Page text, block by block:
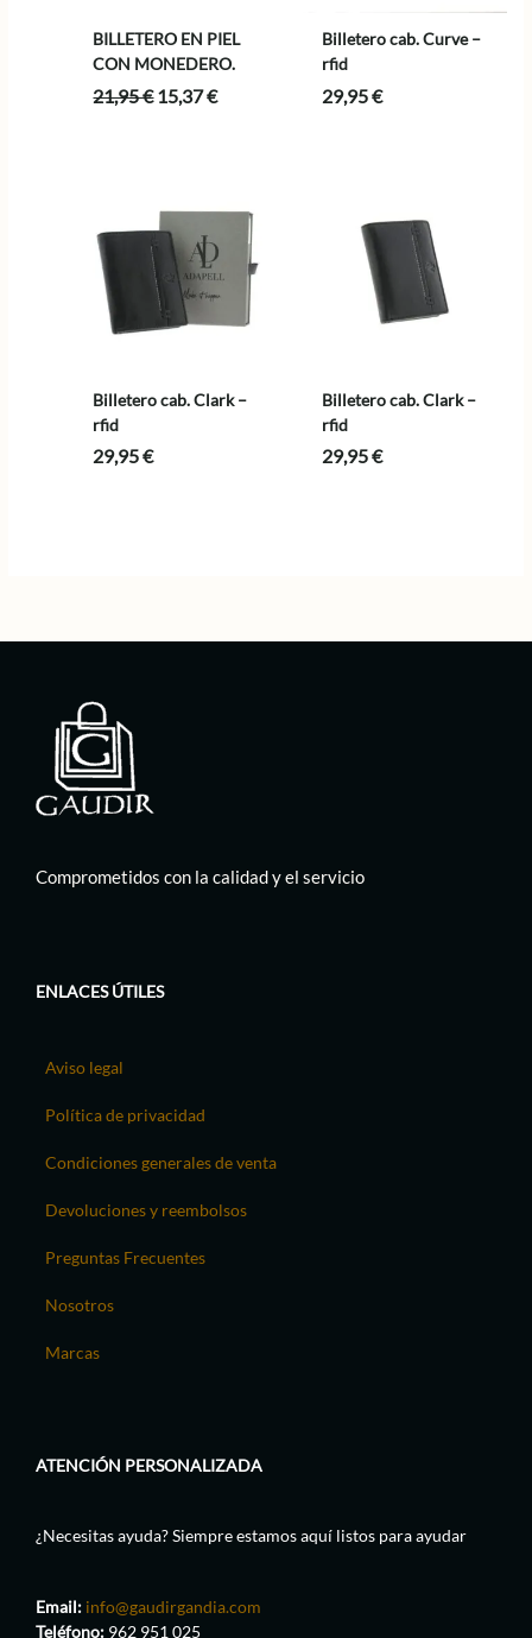
BILLETERO EN PIEL
CON MONEDERO.
21,95€El
15,37€El
Billetero cab. Curve –
rfid
29,95€
Billetero cab. Clark –
rfid
29,95€
Billetero cab. Clark –
rfid
29,95€
Comprometidos con la calidad y el servicio
ENLACES ÚTILES
Aviso legal
Política de privacidad
Condiciones generales de venta
Devoluciones y reembolsos
Preguntas Frecuentes
Nosotros
Marcas
ATENCIÓN PERSONALIZADA
¿Necesitas ayuda? Siempre estamos aquí listos para ayudar
Email: info@gaudirgandia.com
Teléfono: 962 951 025